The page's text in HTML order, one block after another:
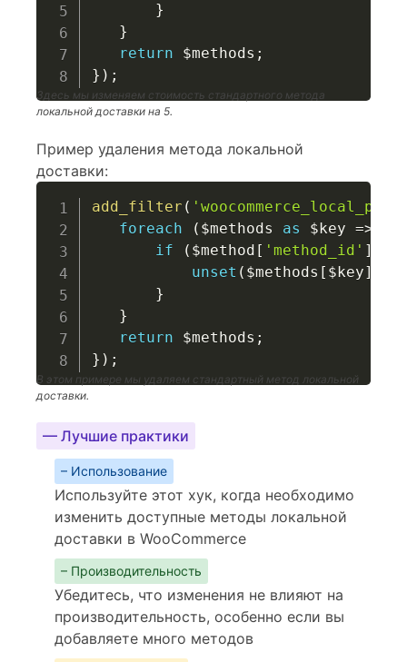
}
}
return
$methods ;
} ) ;
Здесь мы изменяем стоимость стандартного метода
локальной доставки на 5.
Пример удаления метода локальной
доставки:
add_filter (
foreach
( $methods as $key =>
if
( $method [ 'method_id' ]
unset ( $methods [ $key]
}
}
return
$methods ;
} ) ;
В этом примере мы удаляем стандартный метод локальной
доставки.
— Лучшие практики
– Использование
Используйте этот хук, когда необходимо
изменить доступные методы локальной
доставки в WooCommerce
– Производительность
Убедитесь, что изменения не влияют на
производительность, особенно если вы
добавляете много методов